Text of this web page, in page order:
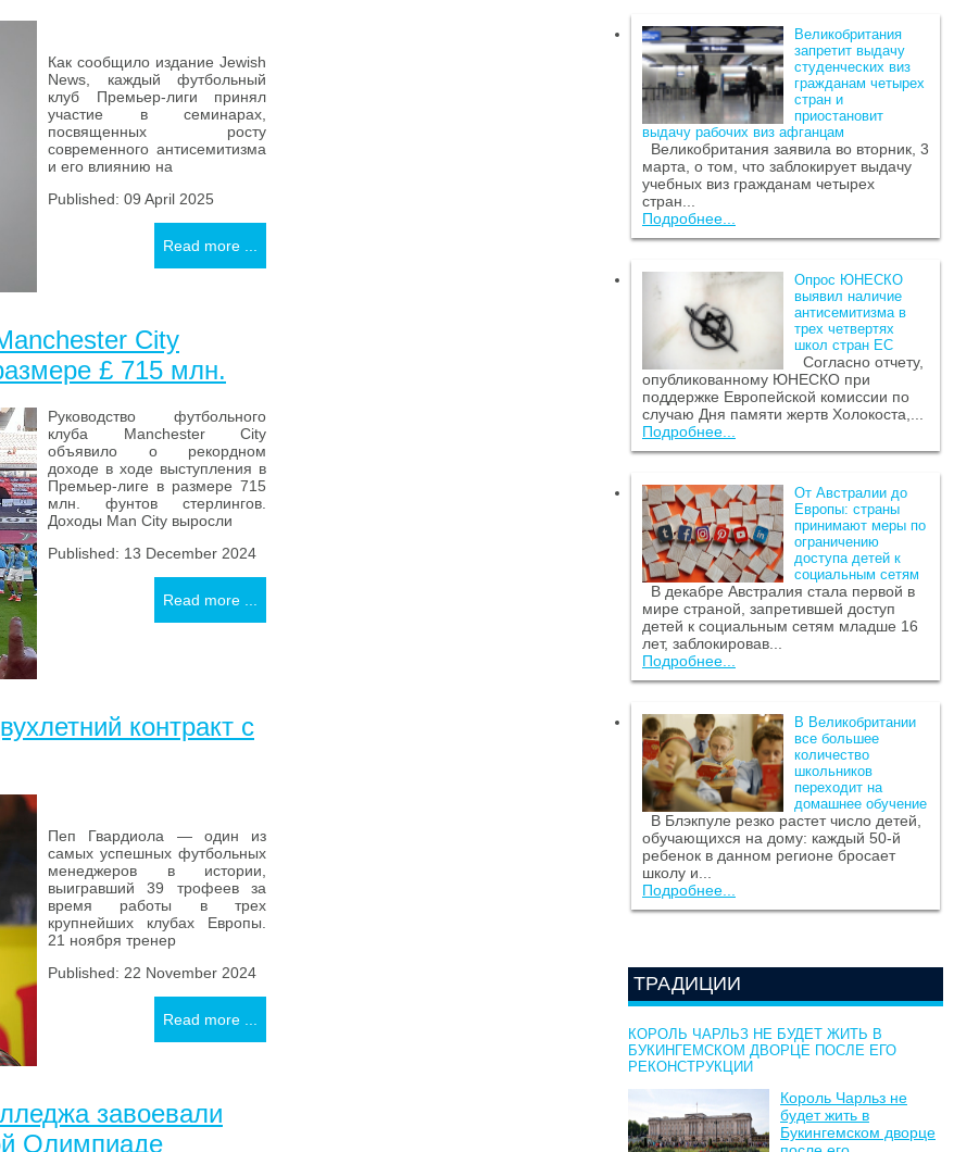
Как сообщило издание Jewish
News, каждый футбольный
клуб Премьер-лиги принял
участие в семинарах,
посвященных росту
современного антисемитизма
и его влиянию на
Published: 09 April 2025
Read more ...
City
£ 715 млн.
Руководство футбольного
клуба Manchester City
объявило о рекордном
доходе в ходе выступления в
Премьер-лиге в размере 715
млн. фунтов стерлингов.
Доходы Man City выросли
Published: 13 December 2024
Read more ...
контракт с
Пеп Гвардиола — один из
самых успешных футбольных
менеджеров в истории,
выигравший 39 трофеев за
время работы в трех
крупнейших клубах Европы.
21 ноября тренер
Published: 22 November 2024
Read more ...
завоевали
Олимпиаде
Великобритания
запретит выдачу
студенческих виз
гражданам четырех
стран и
приостановит
выдачу рабочих виз афганцам
Великобритания заявила во вторник, 3
марта, о том, что заблокирует выдачу
учебных виз гражданам четырех
стран...
Подробнее...
Опрос ЮНЕСКО
выявил наличие
антисемитизма в
трех четвертях
школ стран ЕС
Согласно отчету,
опубликованному ЮНЕСКО при
поддержке Европейской комиссии по
случаю Дня памяти жертв Холокоста,...
Подробнее...
От Австралии до
Европы: страны
принимают меры по
ограничению
доступа детей к
социальным сетям
В декабре Австралия стала первой в
мире страной, запретившей доступ
детей к социальным сетям младше 16
лет, заблокировав...
Подробнее...
В Великобритании
все большее
количество
школьников
переходит на
домашнее обучение
В Блэкпуле резко растет число детей,
обучающихся на дому: каждый 50-й
ребенок в данном регионе бросает
школу и...
Подробнее...
ТРАДИЦИИ
КОРОЛЬ ЧАРЛЬЗ НЕ БУДЕТ ЖИТЬ В
БУКИНГЕМСКОМ ДВОРЦЕ ПОСЛЕ ЕГО
РЕКОНСТРУКЦИИ
Король Чарльз не
будет жить в
Букингемском дворце